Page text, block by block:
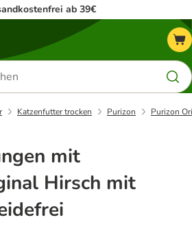
ab 39€
Katzenfutter trocken Purizon Purizon
mit
Hirsch mit